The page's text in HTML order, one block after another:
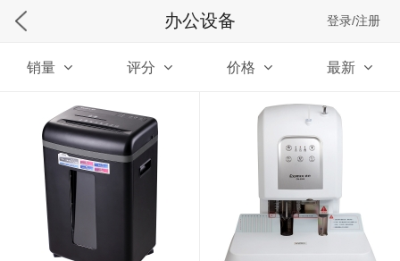
办公设备 登录/注册
销量 评分 价格 最新